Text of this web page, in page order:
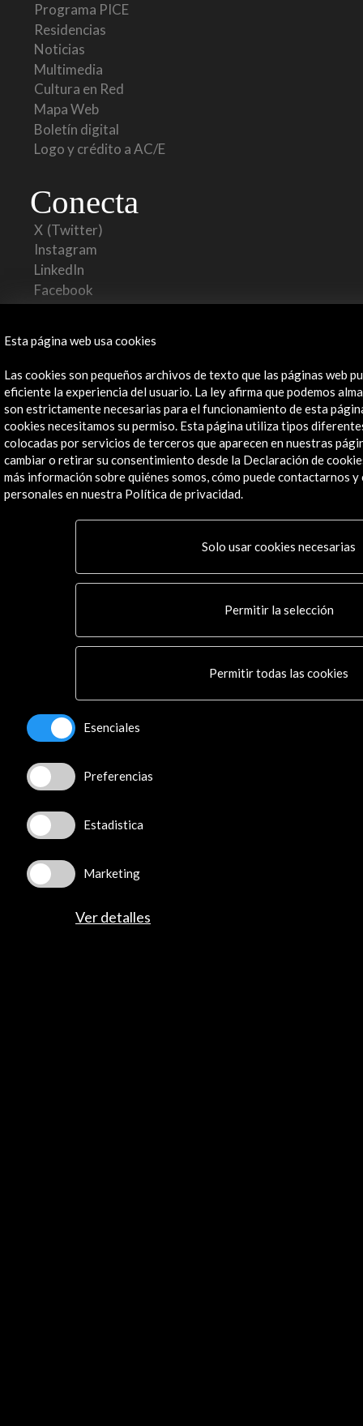
Programa PICE
Residencias
Noticias
Multimedia
Cultura en Red
Mapa Web
Boletín digital
Logo y crédito a AC/E
Conecta
X (Twitter)
Instagram
LinkedIn
Facebook
Youtube
Flickr
TikTok
© Acción Cultural Española (AC/E) /Política de
Privacidad y de Cookies
Esta página web usa cookies
Las cookies son pequeños archivos de texto que las páginas web
eficiente la experiencia del usuario. La ley afirma que podemos
son estrictamente necesarias para el funcionamiento de esta
cookies necesitamos su permiso. Esta página utiliza tipos
colocadas por servicios de terceros que aparecen en nuestras
cambiar o retirar su consentimiento desde la Declaración de
más información sobre quiénes somos, cómo puede contactarnos
personales en nuestra Política de privacidad.
Solo usar cookies necesarias
Permitir la selección
Permitir todas las cookies
Esenciales
Preferencias
Estadistica
Marketing
Ver detalles